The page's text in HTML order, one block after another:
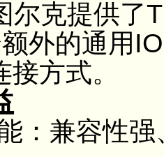
尔克提供了
外的通用
方式。
兼容性强